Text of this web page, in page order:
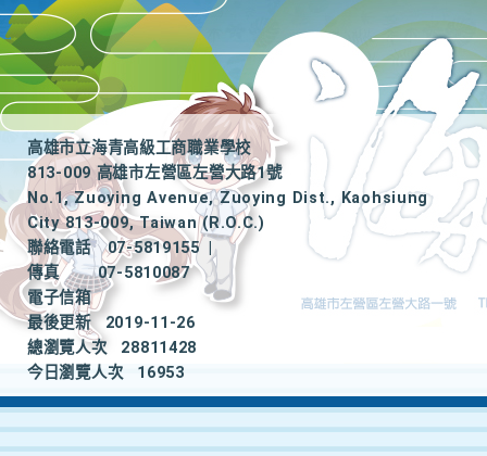
高雄市立海青高級工商職業學校
813-009 高雄市左營區左營大路1號
No.1, Zuoying Avenue, Zuoying Dist., Kaohsiung
City 813-009, Taiwan (R.O.C.)
聯絡電話
07-5819155
|
傳真
07-5810087
電子信箱
最後更新
2019-11-26
總瀏覽人次
28811428
今日瀏覽人次
16953